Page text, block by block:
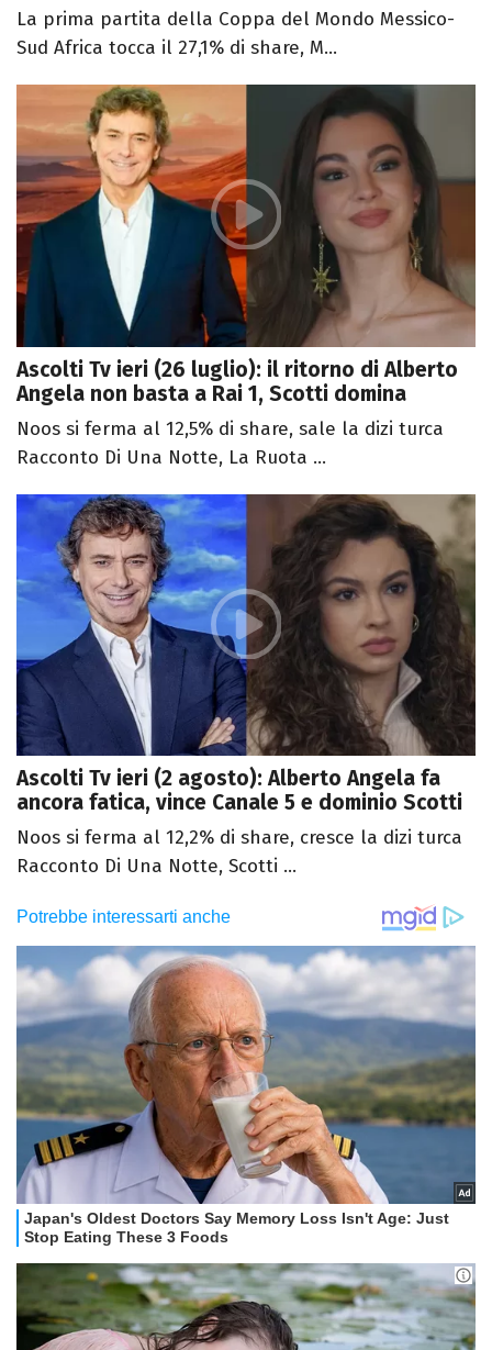
La prima partita della Coppa del Mondo Messico-
Sud Africa tocca il 27,1% di share, M...
Ascolti Tv ieri (26 luglio): il ritorno di Alberto
Angela non basta a Rai 1, Scotti domina
Noos si ferma al 12,5% di share, sale la dizi turca
Racconto Di Una Notte, La Ruota ...
Ascolti Tv ieri (2 agosto): Alberto Angela fa
ancora fatica, vince Canale 5 e dominio Scotti
Noos si ferma al 12,2% di share, cresce la dizi turca
Racconto Di Una Notte, Scotti ...